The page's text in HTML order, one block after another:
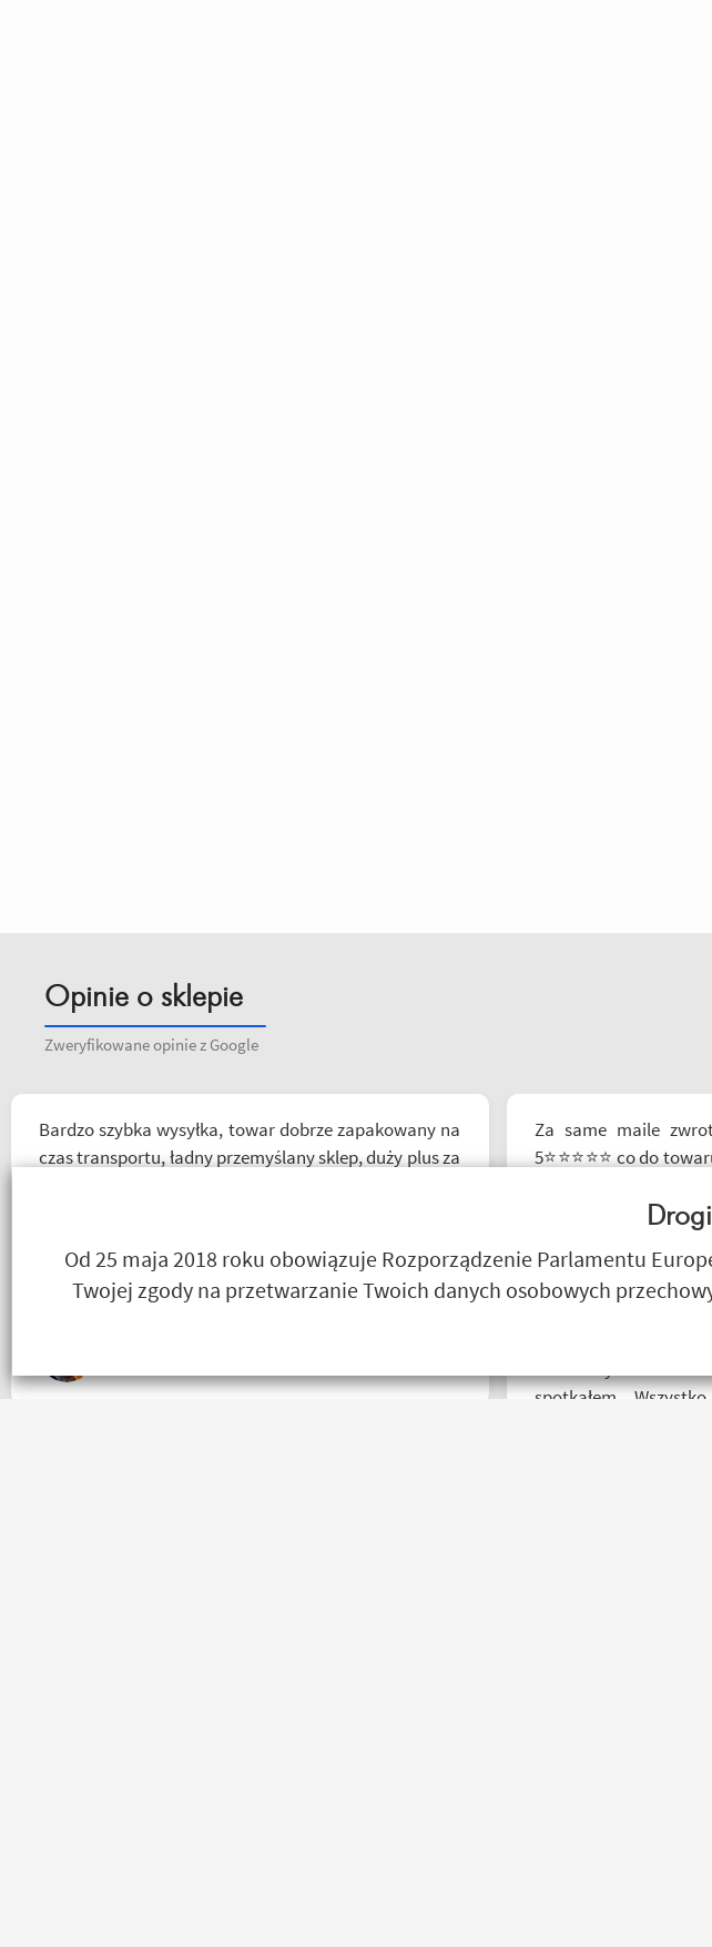
Opinie o sklepie
Zweryfikowane opinie z Google
Bardzo szybka wysyłka, towar dobrze zapakowany na
czas transportu, ładny przemyślany sklep, duży plus za
ich kanale warto kupować u Motobandziorów, kolejne
zamówienie już za kilka dni
Za same maile
5⭐⭐⭐⭐⭐ co do
Remigiusz
spotkałem.
Od 25 maja 2018 roku obowiązuje Rozporządzenie Parlamentu
Twojej zgody na przetwarzanie Twoich danych osobowych